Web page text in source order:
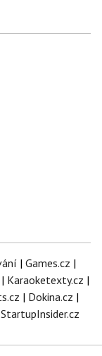
| Games.cz |
| Karaoketexty.cz |
| Dokina.cz |
StartupInsider.cz